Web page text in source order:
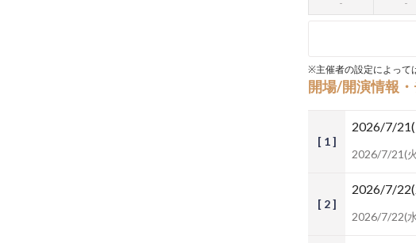
※主催者の設定によって
開場/開演情報
[ 1 ]
2026/7/
2026/7/21(
[ 2 ]
2026/7/
2026/7/22(